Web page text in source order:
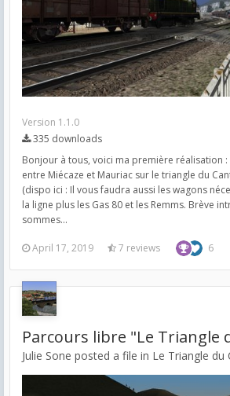
Version 1.1.0
335 downloads
Bonjour à tous, voici ma première réalisation
entre Miécaze et Mauriac sur le triangle du
(dispo ici : Il vous faudra aussi les wagons
la ligne plus les Gas 80 et les Remms. Brève
sommes...
April 17, 2019 7 reviews 6
Parcours libre "Le Triangle
Julie Sone posted a file in Le Triangle du